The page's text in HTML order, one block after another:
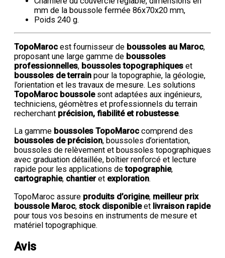
mm de la boussole fermée 86x70x20 mm,
Poids 240 g.
TopoMaroc est fournisseur de boussoles au Maroc,
proposant une large gamme de boussoles
professionnelles, boussoles topographiques et
boussoles de terrain pour la topographie, la géologie,
l’orientation et les travaux de mesure. Les solutions
TopoMaroc boussolesont adaptées aux ingénieurs,
techniciens, géomètres et professionnels du terrain
recherchant précision, fiabilité et robustesse.
La gamme boussoles TopoMaroc comprend des
boussoles de précision, boussoles d’orientation,
boussoles de relèvement et boussoles topographiques
avec graduation détaillée, boîtier renforcé et lecture
rapide pour les applications detopographie,
cartographie, chantieret exploration.
TopoMaroc assure produits d’origine, meilleur prix
boussole Maroc, stock disponibleet livraison rapide
pour tous vos besoins en instruments de mesure et
matériel topographique.
Avis